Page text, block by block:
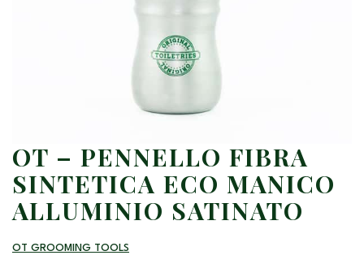
OT – PENNELLO FIBRA
SINTETICA ECO MANICO
ALLUMINIO SATINATO
OT GROOMING TOOLS